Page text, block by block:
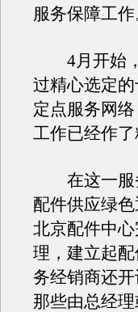
服务保障工作
4月开始，
过精心选定
定点服务网
工作已经作
在这一服
配件供应绿
北京配件中
理，建立起
务经销商还
那些由总经